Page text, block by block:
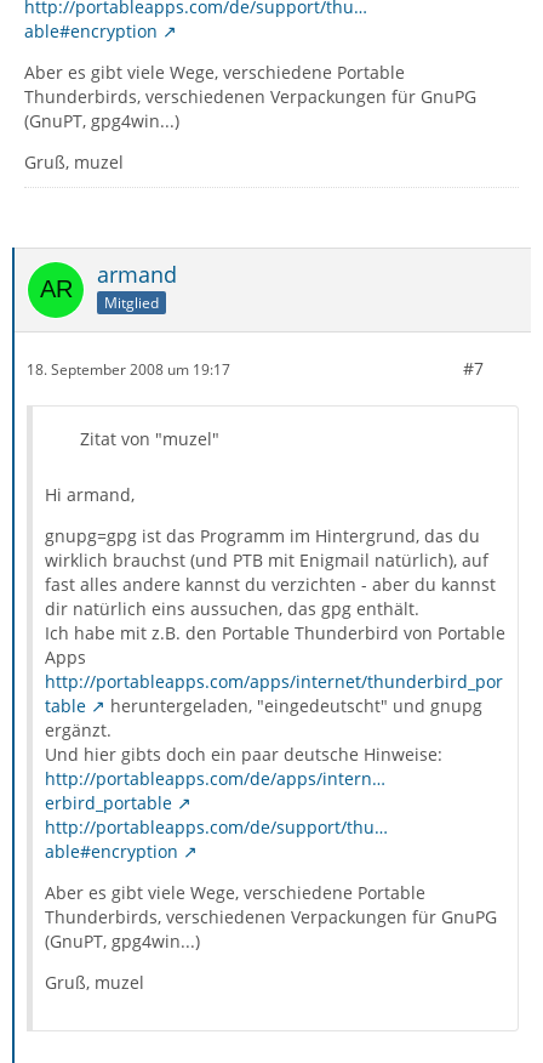
http://portableapps.com/de/support/thu…
able#encryption
Aber es gibt viele Wege, verschiedene Portable
Thunderbirds, verschiedenen Verpackungen für GnuPG
(GnuPT, gpg4win...)
Gruß, muzel
armand
Mitglied
18. September 2008 um 19:17 #7
Zitat von "muzel"
Hi armand,
gnupg=gpg ist das Programm im Hintergrund, das du
wirklich brauchst (und PTB mit Enigmail natürlich), auf
fast alles andere kannst du verzichten - aber du kannst
dir natürlich eins aussuchen, das gpg enthält.
Ich habe mit z.B. den Portable Thunderbird von Portable
Apps
http://portableapps.com/apps/internet/thunderbird_por
table
heruntergeladen, "eingedeutscht" und gnupg
ergänzt.
Und hier gibts doch ein paar deutsche Hinweise:
http://portableapps.com/de/apps/intern…
erbird_portable
http://portableapps.com/de/support/thu…
able#encryption
Aber es gibt viele Wege, verschiedene Portable
Thunderbirds, verschiedenen Verpackungen für GnuPG
(GnuPT, gpg4win...)
Gruß, muzel